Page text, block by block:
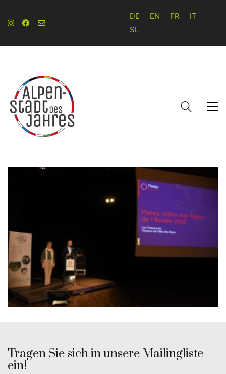
DE EN FR
IT
SL
Tragen Sie sich in unsere Mailingliste
ein!